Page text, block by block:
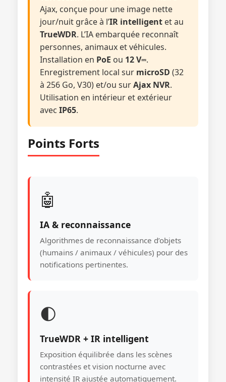
Ajax, conçue pour une image nette
jour/nuit grâce à l’IR intelligent et au
TrueWDR. L’IA embarquée reconnaît
personnes, animaux et véhicules.
Installation en PoE ou 12 V⎓.
Enregistrement local sur microSD (32
à 256 Go, V30) et/ou surAjax NVR.
Utilisation en intérieur et extérieur
avec IP65.
Points Forts
🤖
IA & reconnaissance
Algorithmes de reconnaissance d’objets
(humains / animaux / véhicules) pour des
notifications pertinentes.
🌓
TrueWDR + IR intelligent
Exposition équilibrée dans les scènes
contrastées et vision nocturne avec
intensité IR ajustée automatiquement.